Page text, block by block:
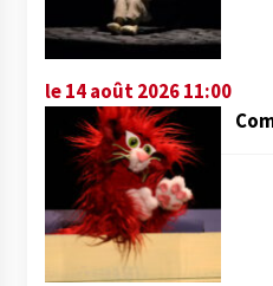
le 14 août 2026 11:00